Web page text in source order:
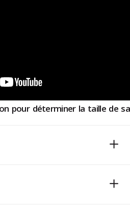
pour déterminer la taille de sa